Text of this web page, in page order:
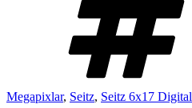
Megapixlar, Seitz, Seitz 6x17 Digital